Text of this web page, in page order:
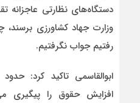
دستگاه‌های نظارتی عاجزانه
وزارت جهاد کشاورزی
رفتیم جواب نگرفتیم.
افزایش حقوق را پیگیری